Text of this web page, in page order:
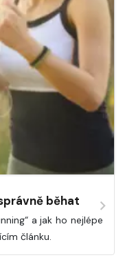
běhat
a jak ho nejlépe
článku.